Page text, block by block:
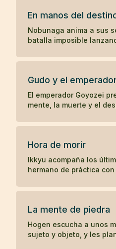
En manos del
Nobunaga anima a sus
batalla imposible
Gudo y el
El emperador Goyozei
mente, la muerte y el
el emperador todavía no
Hora de morir
Ikkyu acompaña los
hermano de práctica
muere.
La mente de piedra
Hogen escucha a unos
sujeto y objeto, y les